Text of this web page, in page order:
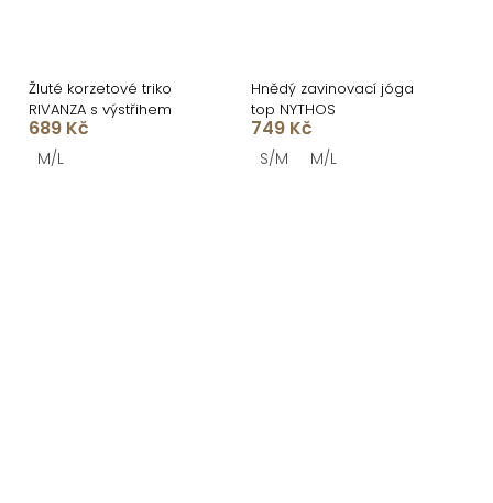
Žluté korzetové triko
RIVANZA s výstřihem
689 Kč
M/L
Hnědý zavinovací jóga
top NYTHOS
749 Kč
S/M M/L